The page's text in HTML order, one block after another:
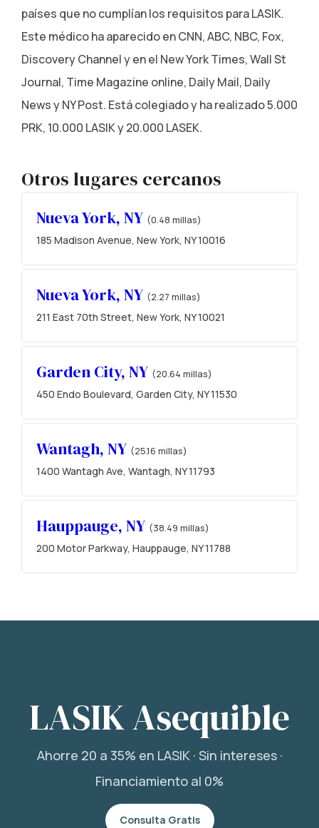
países que no cumplían los requisitos para LASIK.
Este médico ha aparecido en CNN, ABC, NBC, Fox,
Discovery Channel y en el New York Times, Wall St
Journal, Time Magazine online, Daily Mail, Daily
News y NY Post. Está colegiado y ha realizado 5.000
PRK, 10.000 LASIK y 20.000 LASEK.
Otros lugares cercanos
Nueva York, NY (0.48 millas)
185 Madison Avenue, New York, NY 10016
Nueva York, NY (2.27 millas)
211 East 70th Street, New York, NY 10021
Garden City, NY (20.64 millas)
450 Endo Boulevard, Garden City, NY 11530
Wantagh, NY (25.16 millas)
1400 Wantagh Ave, Wantagh, NY 11793
Hauppauge, NY (38.49 millas)
200 Motor Parkway, Hauppauge, NY 11788
LASIK Asequible
Ahorre 20 a 35% en LASIK · Sin intereses ·
Financiamiento al 0%
Consulta Gratis